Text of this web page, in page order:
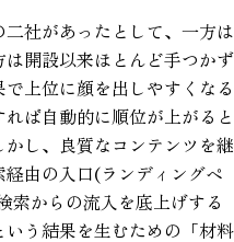
社があったとして、一方は
開設以来ほとんど手つかず
上位に顔を出しやすくなる
ば自動的に順位が上がると
し、良質なコンテンツを継
由の入口(ランディングペ
索からの流入を底上げする
う結果を生むための「材料